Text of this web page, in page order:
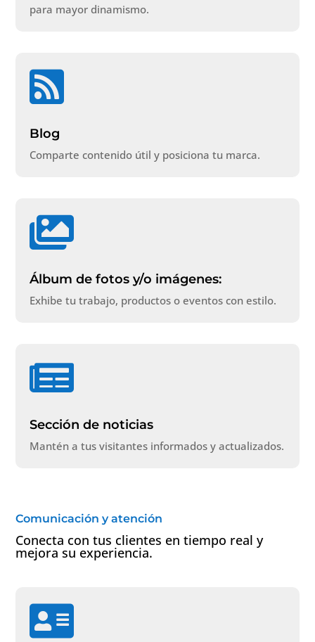
para mayor dinamismo.

Blog
Comparte contenido útil y posiciona tu marca.

Álbum de fotos y/o imágenes:
Exhibe tu trabajo, productos o eventos con estilo.

Sección de noticias
Mantén a tus visitantes informados y actualizados.
Comunicación y atención
Conecta con tus clientes en tiempo real y
mejora su experiencia.
